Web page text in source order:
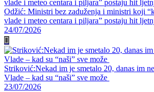
Odžić: Ministri bez zaduženja i ministri koji
vlade i meteo centara i piljara” postaju hit
24/07/2026
Striković:Nekad im je smetalo 20, danas im
Vlade – kad su “naši” sve može
23/07/2026